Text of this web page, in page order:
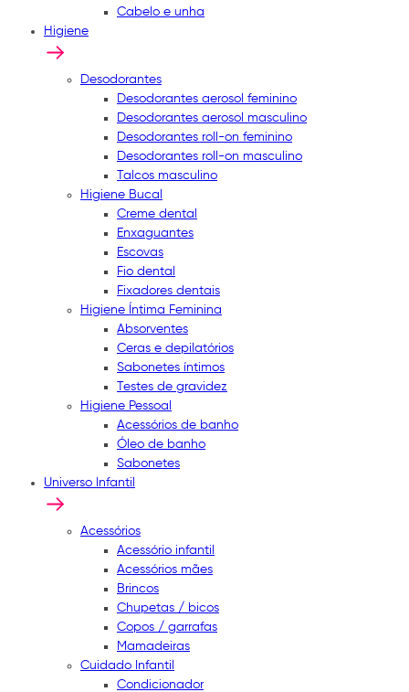
Cabelo e unha
Higiene
Desodorantes
Desodorantes aerosol feminino
Desodorantes aerosol masculino
Desodorantes roll-on feminino
Desodorantes roll-on masculino
Talcos masculino
Higiene Bucal
Creme dental
Enxaguantes
Escovas
Fio dental
Fixadores dentais
Higiene Íntima Feminina
Absorventes
Ceras e depilatórios
Sabonetes íntimos
Testes de gravidez
Higiene Pessoal
Acessórios de banho
Óleo de banho
Sabonetes
Universo Infantil
Acessórios
Acessório infantil
Acessórios mães
Brincos
Chupetas / bicos
Copos / garrafas
Mamadeiras
Cuidado Infantil
Condicionador